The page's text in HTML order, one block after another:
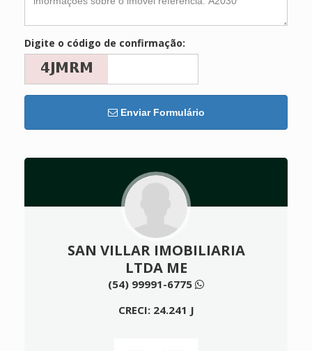
Digite o código de confirmação:
Enviar Formulário
SAN VILLAR IMOBILIARIA
LTDA ME
(54) 99991-6775
CRECI: 24.241 J